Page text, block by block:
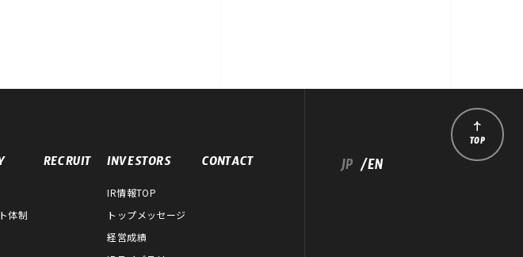
体制
RECRUIT INVESTORS
IR情報TOP
トップメッセージ
経営成績
CONTACT JP /EN
TOP